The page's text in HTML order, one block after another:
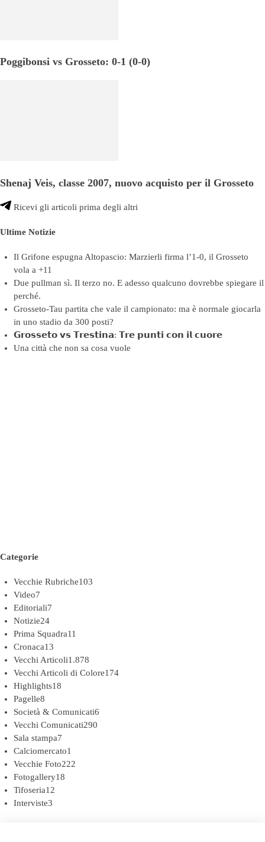
Poggibonsi vs Grosseto: 0-1 (0-0)
Shenaj Veis, classe 2007, nuovo acquisto per il Grosseto
Ricevi gli articoli prima degli altri
Ultime Notizie
Il Grifone espugna Altopascio: Marzierli firma l’1-0, il Grosseto
vola a +11
Due pullman sì. Il terzo no. E adesso qualcuno dovrebbe spiegare il
perché.
Grosseto-Tau partita che vale il campionato: ma è normale giocarla
in uno stadio da 300 posti?
𝗚𝗿𝗼𝘀𝘀𝗲𝘁𝗼 𝘃𝘀 𝗧𝗿𝗲𝘀𝘁𝗶𝗻𝗮: 𝗧𝗿𝗲 𝗽𝘂𝗻𝘁𝗶 𝗰𝗼𝗻 𝗶𝗹 𝗰𝘂𝗼𝗿𝗲
Una città che non sa cosa vuole
Categorie
Vecchie Rubriche103
Video7
Editoriali7
Notizie24
Prima Squadra11
Cronaca13
Vecchi Articoli1.878
Vecchi Articoli di Colore174
Highlights18
Pagelle8
Società & Comunicati6
Vecchi Comunicati290
Sala stampa7
Calciomercato1
Vecchie Foto222
Fotogallery18
Tifoseria12
Interviste3